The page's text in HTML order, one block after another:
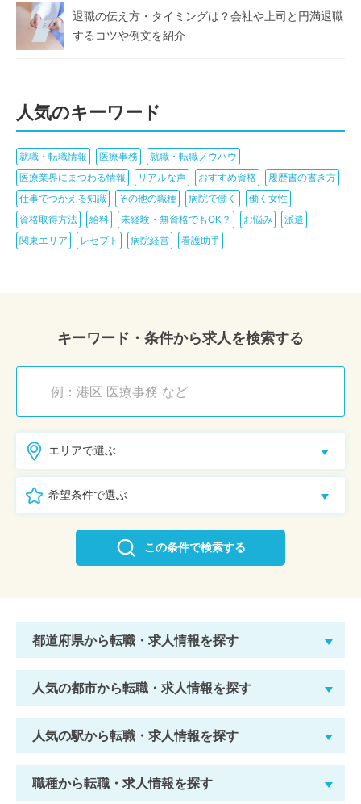
退職の伝え方・タイミングは？会社や上司と円満退職
するコツや例文を紹介
人気のキーワード
就職・転職情報 医療事務
就職・転職ノウハウ
医療業界にまつわる情報
リアルな声 おすすめ資格
履歴書の書き方
仕事でつかえる知識
その他の職種 病院で働く
働く女性
資格取得方法
給料 未経験・無資格でもOK？ お悩み
派遣
関東エリア
レセプト 病院経営 看護助手
キーワード・条件から求人を検索する
エリアで選ぶ
希望条件で選ぶ
この条件で検索する
都道府県から転職・求人情報を探す
人気の都市から転職・求人情報を探す
人気の駅から転職・求人情報を探す
職種から転職・求人情報を探す